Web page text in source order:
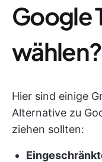
Google
wählen?
Hier sind einige
Alternative zu
ziehen sollten: